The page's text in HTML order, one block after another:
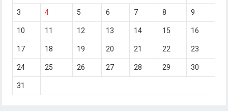
3 4 5 6 7 8 9
10 11 12 13 14 15 16
17 18 19 20 21 22 23
24 25 26 27 28 29 30
31